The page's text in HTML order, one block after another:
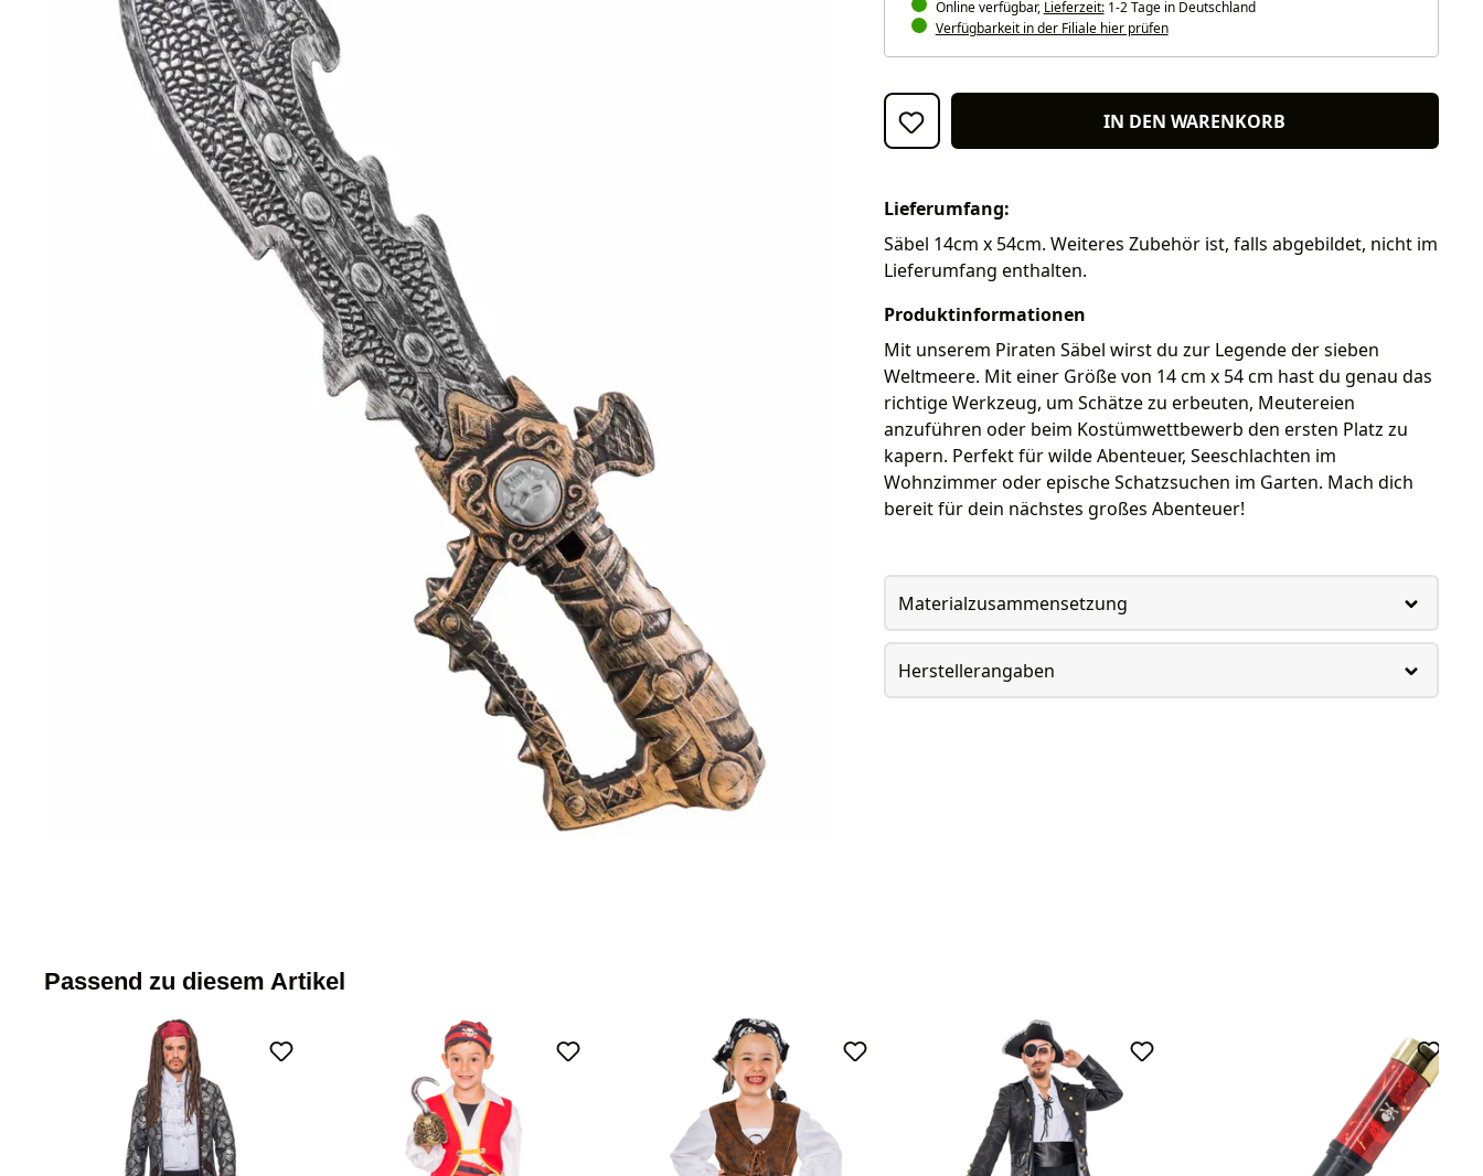
Online verfügbar, Lieferzeit:1-2 Tage in Deutschland
Verfügbarkeit in der Filiale hier prüfen
IN DEN WARENKORB
Lieferumfang:
Säbel 14cm x 54cm. Weiteres Zubehör ist, falls abgebildet, nicht im
Lieferumfang enthalten.
Produktinformationen
Mit unserem Piraten Säbel wirst du zur Legende der sieben
Weltmeere. Mit einer Größe von 14 cm x 54 cm hast du genau das
richtige Werkzeug, um Schätze zu erbeuten, Meutereien
anzuführen oder beim Kostümwettbewerb den ersten Platz zu
kapern. Perfekt für wilde Abenteuer, Seeschlachten im
Wohnzimmer oder epische Schatzsuchen im Garten. Mach dich
bereit für dein nächstes großes Abenteuer!
Materialzusammensetzung
Herstellerangaben
Passend zu diesem Artikel